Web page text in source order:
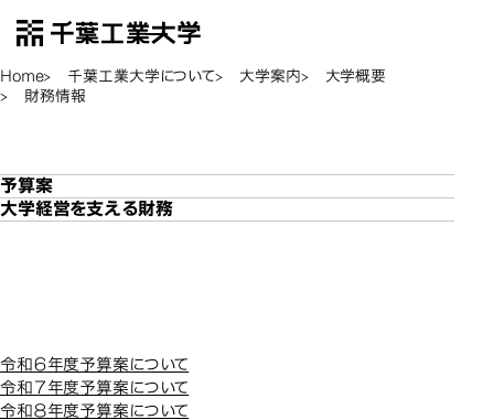
千葉工業大学
Open Menu
Home 千葉工業大学について 大学案内
大学概要
財務情報
財務情報
予算案
大学経営を支える財務
予算案
令和６年度予算案について
令和７年度予算案について
令和８年度予算案について